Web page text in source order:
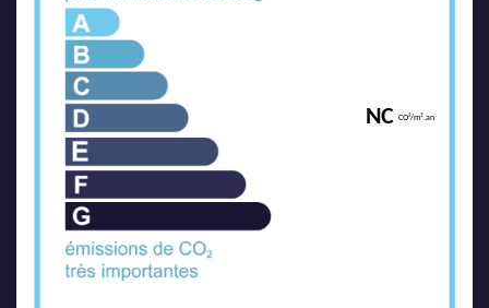
NC CO²/m².an